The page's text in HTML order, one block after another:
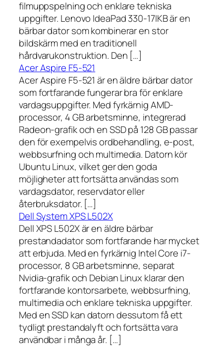
filmuppspelning och enklare tekniska
uppgifter. Lenovo IdeaPad 330-17IKB är en
bärbar dator som kombinerar en stor
bildskärm med en traditionell
hårdvarukonstruktion. Den […]
Acer Aspire F5-521
Acer Aspire F5-521 är en äldre bärbar dator
som fortfarande fungerar bra för enklare
vardagsuppgifter. Med fyrkärnig AMD-
processor, 4 GB arbetsminne, integrerad
Radeon-grafik och en SSD på 128 GB passar
den för exempelvis ordbehandling, e-post,
webbsurfning och multimedia. Datorn kör
Ubuntu Linux, vilket ger den goda
möjligheter att fortsätta användas som
vardagsdator, reservdator eller
återbruksdator. […]
Dell System XPS L502X
Dell XPS L502X är en äldre bärbar
prestandadator som fortfarande har mycket
att erbjuda. Med en fyrkärnig Intel Core i7-
processor, 8 GB arbetsminne, separat
Nvidia-grafik och Debian Linux klarar den
fortfarande kontorsarbete, webbsurfning,
multimedia och enklare tekniska uppgifter.
Med en SSD kan datorn dessutom få ett
tydligt prestandalyft och fortsätta vara
användbar i många år. […]